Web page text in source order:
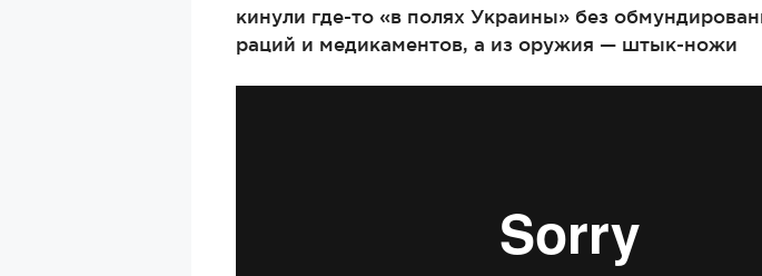
кинули где-то «в полях Украины» без
раций и медикаментов, а из оружия — штык-ножи